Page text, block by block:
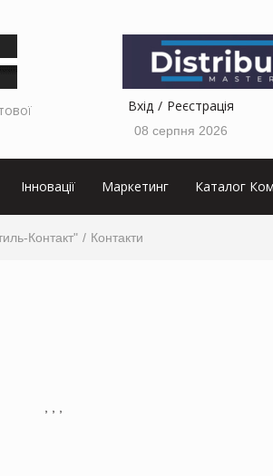
Вхід Реєстрація
08 серпня 2026
Інновації Маркетинг Каталог
Контакт" Контакти